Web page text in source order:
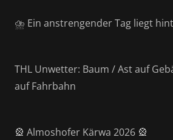
⛈️ Ein anstrengender Tag liegt
THL Unwetter: Baum / Ast auf
auf Fahrbahn
🎡 Almoshofer Kärwa 2026 🎡